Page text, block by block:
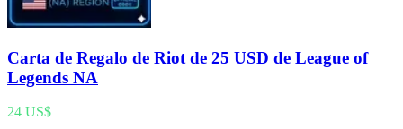
Carta de Regalo de Riot de 25 USD de League of
Legends NA
24 US$